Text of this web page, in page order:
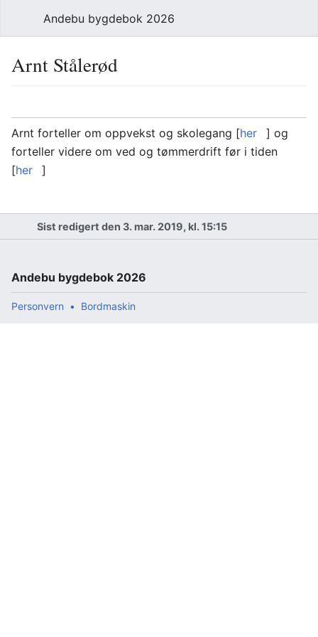
Andebu bygdebok 2026
Arnt Stålerød
Arnt forteller om oppvekst og skolegang [her
] og
forteller videre om ved og tømmerdrift før i tiden
[her ]
Sist redigert den 3. mar. 2019, kl. 15:15
Andebu bygdebok 2026
Personvern Bordmaskin